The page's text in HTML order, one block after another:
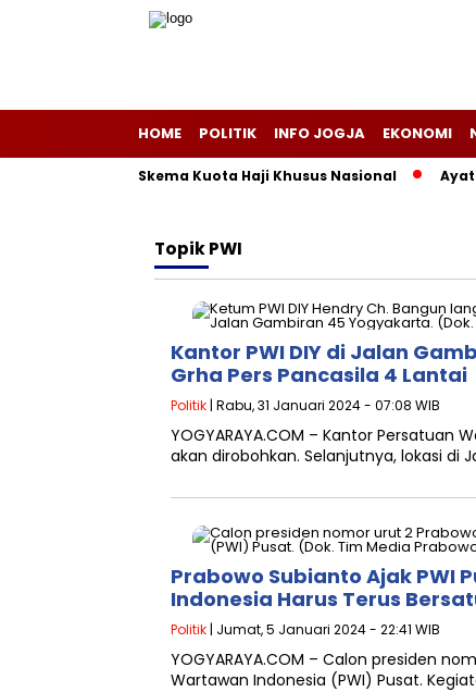
HOME POLITIK INFO JOGJA EKONOMI
Lama di Balik Skema Kuota Haji Khusus Nasional
TopikPWI
Kantor PWI DIY di Jalan
Grha Pers Pancasila 4 Lantai
Politik | Rabu, 31 Januari 2024 - 07:08 WIB
YOGYARAYA.COM – Kantor Persatuan
akan dirobohkan. Selanjutnya, lokasi di
Prabowo Subianto Ajak PWI
Indonesia Harus Terus
Politik | Jumat, 5 Januari 2024 - 22:41 WIB
YOGYARAYA.COM – Calon presiden
Wartawan Indonesia (PWI) Pusat.